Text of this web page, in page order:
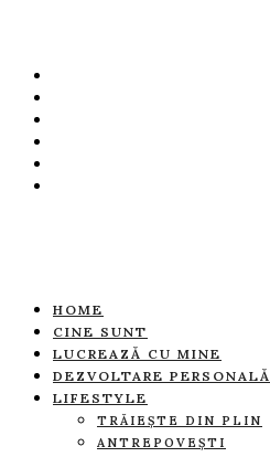
HOME
CINE SUNT
LUCREAZĂ CU MINE
DEZVOLTARE PERSONALĂ
LIFESTYLE
TRĂIEȘTE DIN PLIN
ANTREPOVEȘTI